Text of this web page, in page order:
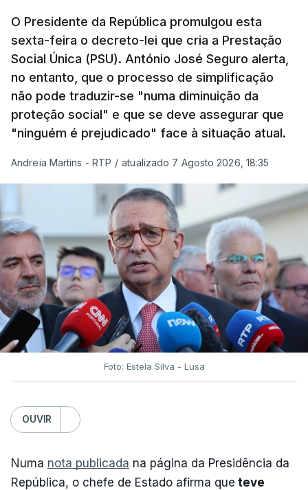
O Presidente da República promulgou esta
sexta-feira o decreto-lei que cria a Prestação
Social Única (PSU). António José Seguro alerta,
no entanto, que o processo de simplificação
não pode traduzir-se "numa diminuição da
proteção social" e que se deve assegurar que
"ninguém é prejudicado" face à situação atual.
Andreia Martins - RTP / atualizado 7 Agosto 2026, 18:35
Foto: Estela Silva - Lusa
OUVIR
Numa nota publicada na página da Presidência da
República, o chefe de Estado afirma que teve